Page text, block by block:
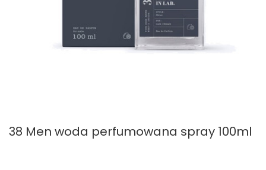
38 Men woda perfumowana spray 100ml